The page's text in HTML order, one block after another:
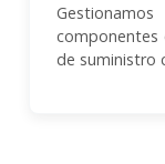
componentes
de suministro